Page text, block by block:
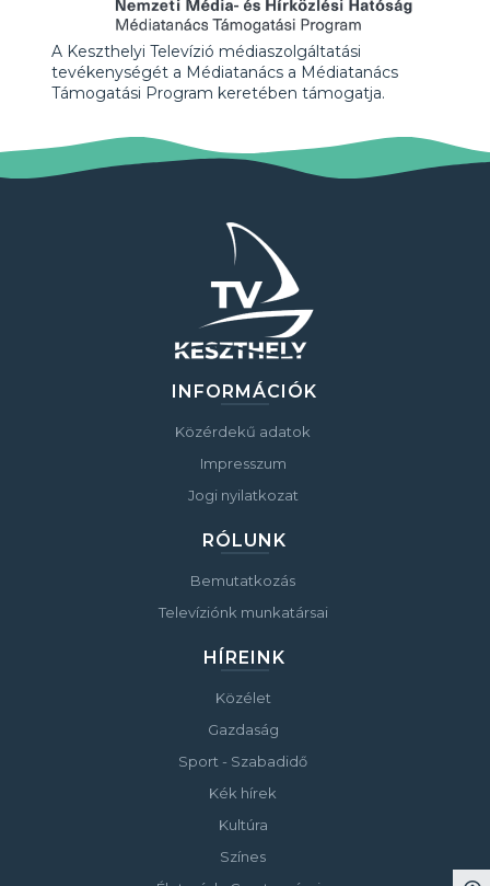
A Keszthelyi Televízió médiaszolgáltatási
tevékenységét a Médiatanács a Médiatanács
Támogatási Program keretében támogatja.
INFORMÁCIÓK
Közérdekű adatok
Impresszum
Jogi nyilatkozat
RÓLUNK
Bemutatkozás
Televíziónk munkatársai
HÍREINK
Közélet
Gazdaság
Sport - Szabadidő
Kék hírek
Kultúra
Színes